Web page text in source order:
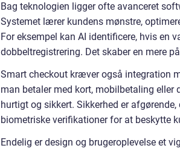
Bag teknologien ligger ofte avanceret
Systemet lærer kundens mønstre,
For eksempel kan AI identificere, hvis en
dobbeltregistrering. Det skaber en mere
Smart checkout kræver også integration
man betaler med kort, mobilbetaling
hurtigt og sikkert. Sikkerhed er
biometriske verifikationer for at beskytte
Endelig er design og brugeroplevelse et